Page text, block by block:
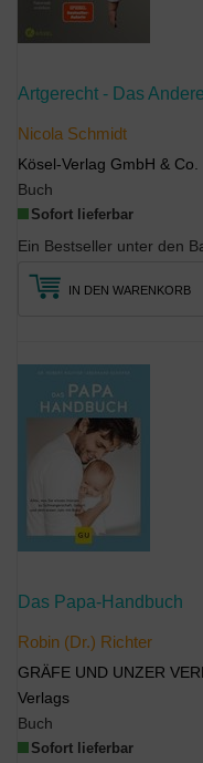
Nicola Schmidt
Kösel-Verlag GmbH & Co.
Buch
Sofort lieferbar
IN DEN WARENKORB
Das Papa-Handbuch
Robin (Dr.) Richter
GRÄFE UND UNZER
Verlags
Buch
Sofort lieferbar